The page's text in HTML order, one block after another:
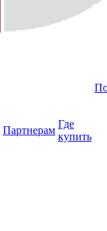
Партнерам
Где
купить